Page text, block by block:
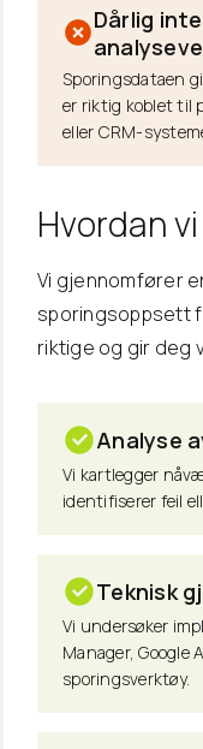
Dårlig
Sporingsdataen
er riktig koblet til
eller CRM-
Hvordan
Vi gjennomfører
sporingsoppsett
riktige og gir deg
Analyse
Vi kartlegger
identifiserer feil
Teknisk
Vi undersøker
Manager, Google
sporingsverktøy.